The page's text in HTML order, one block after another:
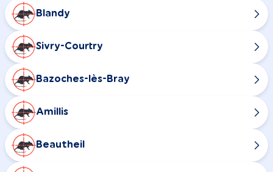
Blandy
Sivry-Courtry
Bazoches-lès-Bray
Amillis
Beautheil